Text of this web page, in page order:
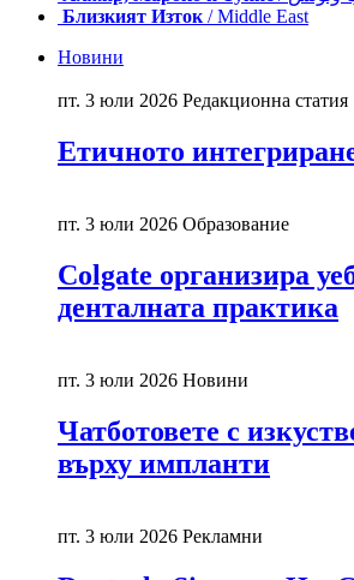
Близкият Изток/ Middle East
Новини
пт. 3 юли 2026 Редакционна статия
Етичното
пт. 3 юли 2026 Образование
Colgate организира
денталната практика
пт. 3 юли 2026 Новини
Чатботовете с
върху импланти
пт. 3 юли 2026 Рекламни